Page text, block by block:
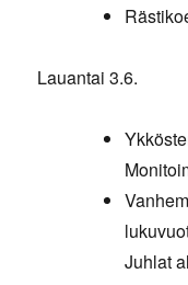
Lauantai 3.6.
Juhlat